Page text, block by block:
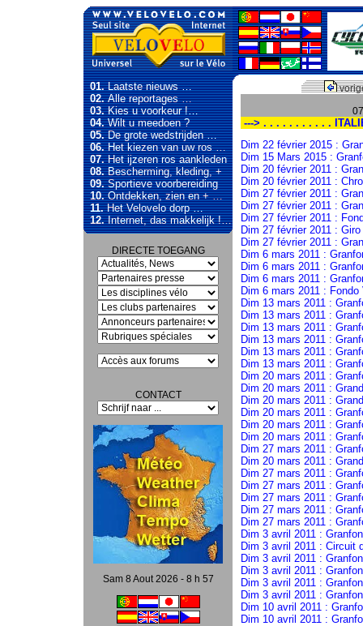
01.Laatste nieuws …
02.Alle reportages …
03.Kies u voorkeur !…
04.Wilt u meedoen ?
05.De grote wedstrijden …
06.Het kiezen van uw ros …
07.Het ijzeren ros aankleden
08.Bescherming, kleding, +
09.Sportieve voorbereiding
10.Ontdekken, zien en + …
11.Het Velovelo dorp …
12.Internet, das makkelijk !…
DIRECTE TOEGANG
CONTACT
Sam 8 Aout 2026 - 8 h 57
---> . . . . . . . . . . .
Dim 22 février 2015 :
Dim 15 Mars 2015 :
Dim 20 février 2011 :
Dim 20 février 2011 :
Dim 27 février 2011 :
Dim 27 février 2011 :
Dim 27 février 2011 :
Dim 27 février 2011 :
Dim 27 février 2011 :
Dim 6 mars 2011 :
Dim 6 mars 2011 :
Dim 6 mars 2011 :
Dim 6 mars 2011 :
Dim 13 mars 2011 :
Dim 13 mars 2011 :
Dim 13 mars 2011 :
Dim 13 mars 2011 :
Dim 13 mars 2011 :
Dim 13 mars 2011 :
Dim 20 mars 2011 :
Dim 20 mars 2011 :
Dim 20 mars 2011 :
Dim 20 mars 2011 :
Dim 20 mars 2011 :
Dim 20 mars 2011 :
Dim 27 mars 2011 :
Dim 20 mars 2011 :
Dim 27 mars 2011 :
Dim 27 mars 2011 :
Dim 27 mars 2011 :
Dim 27 mars 2011 :
Dim 27 mars 2011 :
Dim 3 avril 2011 :
Dim 3 avril 2011 : Circuit
Dim 3 avril 2011 :
Dim 3 avril 2011 :
Dim 3 avril 2011 :
Dim 3 avril 2011 :
Dim 10 avril 2011 :
Dim 10 avril 2011 :